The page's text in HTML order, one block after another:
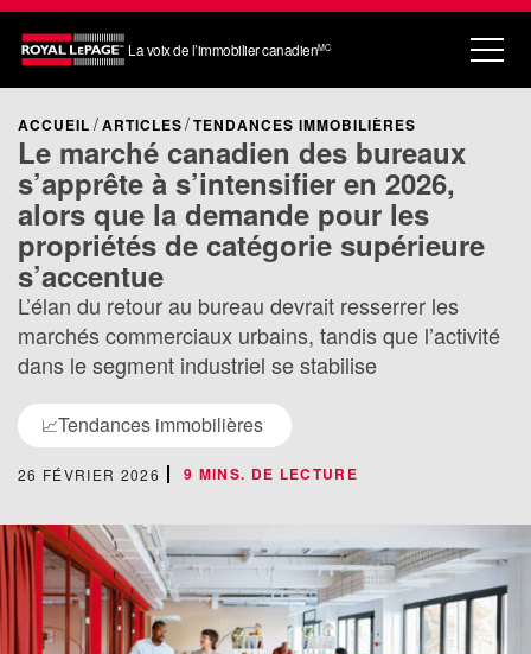
La voix de l’immobilier canadienMC
ACCUEIL ARTICLES TENDANCES IMMOBILIÈRES
Le marché canadien des bureaux
s’apprête à s’intensifier en 2026,
alors que la demande pour les
propriétés de catégorie supérieure
s’accentue
L’élan du retour au bureau devrait resserrer les
marchés commerciaux urbains, tandis que l’activité
dans le segment industriel se stabilise
📈Tendances immobilières
26 FÉVRIER 2026 9 MINS. DE LECTURE